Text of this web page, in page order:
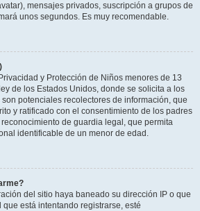
mensajes privados, suscripción a grupos de
unos segundos. Es muy recomendable.
y Protección de Niños menores de 13
de los Estados Unidos, donde se solicita a los
potenciales recolectores de información, que
y ratificado con el consentimiento de los padres
de guardia legal, que permita
identificable de un menor de edad.
del sitio haya baneado su dirección IP o que
está intentando registrarse, esté